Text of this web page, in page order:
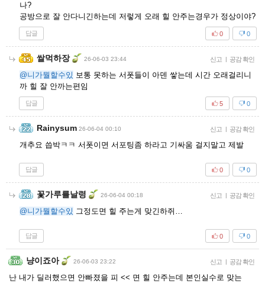
나?
공방으로 잘 안다니긴하는데 저렇게 오래 힐 안주는경우가 정상이야?
답글 0
0
쌀먹하장 26-06-03 23:44 신고 | 공감 확인
@니가뭘할수있 보통 못하는 서폿들이 아덴 쌓는데 시간 오래걸리니
까 힐 잘 안까는편임
답글 0
5
Rainysum 26-06-04 00:10 신고 | 공감 확인
개추요 씁박ㅋㅋ 서폿이면 서포팅좀 하라고 기싸움 걸지말고 제발
답글 0
0
꽃가루를날령 26-06-04 00:18 신고 | 공감 확인
@니가뭘할수있 그정도면 힐 주는게 맞긴하쥐…
답글 0
0
냥이죠아 26-06-03 23:22 신고 | 공감 확인
난 내가 딜러했으면 안빠졌을 피 << 면 힐 안주는데 본인실수로 맞는